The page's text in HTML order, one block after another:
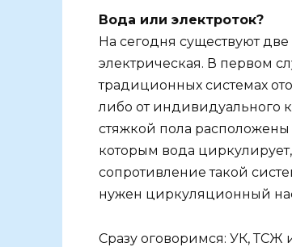
Вода или электроток?
На сегодня существуют
электрическая. В первом
традиционных системах
либо от индивидуального
стяжкой пола расположены
которым вода
сопротивление такой
нужен циркуляционный
Сразу оговоримся: УК,